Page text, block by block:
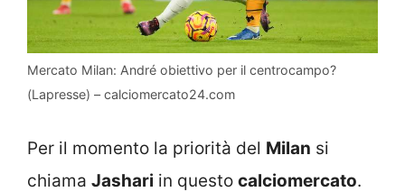
Mercato Milan: André obiettivo per il centrocampo?
(Lapresse) – calciomercato24.com
Per il momento la priorità del Milan si
chiama Jashari in questo calciomercato.